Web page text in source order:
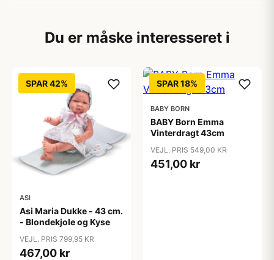
Du er måske interesseret i
SPAR 42%
ASI
Asi Maria Dukke - 43 cm.
- Blondekjole og Kyse
VEJL. PRIS 799,95 KR
467,00 kr
SPAR 18%
BABY BORN
BABY Born Emma
Vinterdragt 43cm
VEJL. PRIS 549,00 KR
451,00 kr